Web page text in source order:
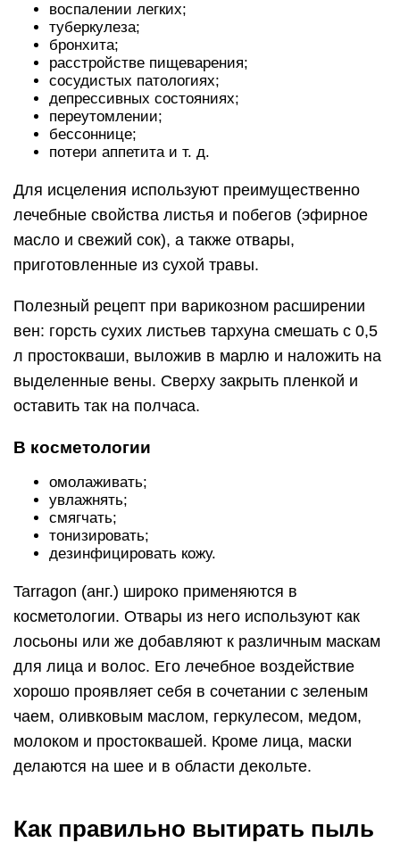
воспалении легких;
туберкулеза;
бронхита;
расстройстве пищеварения;
сосудистых патологиях;
депрессивных состояниях;
переутомлении;
бессоннице;
потери аппетита и т. д.
Для исцеления используют преимущественно
лечебные свойства листья и побегов (эфирное
масло и свежий сок), а также отвары,
приготовленные из сухой травы.
Полезный рецепт при варикозном расширении
вен: горсть сухих листьев тархуна смешать с 0,5
л простокваши, выложив в марлю и наложить на
выделенные вены. Сверху закрыть пленкой и
оставить так на полчаса.
В косметологии
омолаживать;
увлажнять;
смягчать;
тонизировать;
дезинфицировать кожу.
Tarragon (анг.) широко применяются в
косметологии. Отвары из него используют как
лосьоны или же добавляют к различным маскам
для лица и волос. Его лечебное воздействие
хорошо проявляет себя в сочетании с зеленым
чаем, оливковым маслом, геркулесом, медом,
молоком и простоквашей. Кроме лица, маски
делаются на шее и в области декольте.
Как правильно вытирать пыль